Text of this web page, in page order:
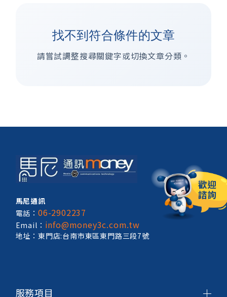
找不到符合條件的文章
請嘗試調整搜尋關鍵字或切換文章分類。
馬尼通訊
電話：06-2902237
Email： info@money3c.com.tw
地址：東門店:台南市東區東門路三段7號
服務項目